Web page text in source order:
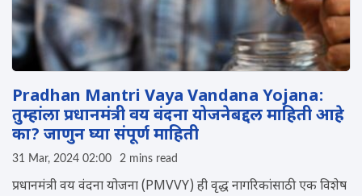
Pradhan Mantri Vaya Vandana Yojana:
तुम्हांला प्रधानमंत्री वय वंदना योजनेबद्दल माहिती आहे
का? जाणुन घ्या संपूर्ण माहिती
31 Mar, 2024 02:00 2 mins read
प्रधानमंत्री वय वंदना योजना (PMVVY) ही वृद्ध नागरिकांसाठी एक विशेष